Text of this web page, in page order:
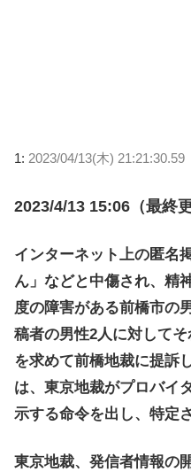
1: 2023/04/13(木) 21:21:30.59
2023/4/13 15:06（最終
インターネット上の匿名
ん」などと中傷され、精
度の障害がある前橋市の
稿者の男性2人に対して
を求めて前橋地裁に提訴
は、東京地裁がプロバイ
示する命令を出し、特定
東京地裁、発信者情報の